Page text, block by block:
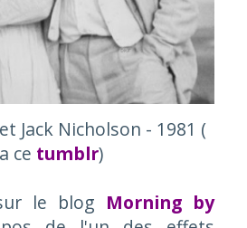
Jack Nicholson - 1981 (
ce tumblr)
le blog Morning by